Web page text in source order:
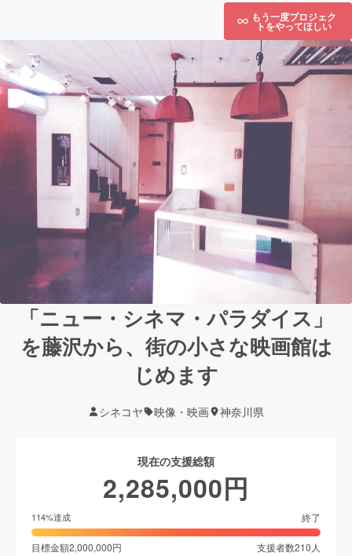
もう一度プロジェク
トをやってほしい
「ニュー・シネマ・パラダイス」
を藤沢から、街の小さな映画館は
じめます
シネコヤ 映像・映画 神奈川県
現在の支援総額
2,285,000円
114%達成 終了
目標金額2,000,000円 支援者数210 人